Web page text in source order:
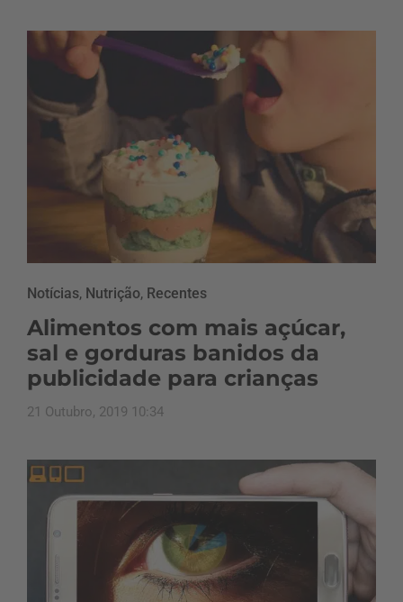
Notícias, Nutrição, Recentes
Alimentos com mais açúcar,
sal e gorduras banidos da
publicidade para crianças
21 Outubro, 2019 10:34